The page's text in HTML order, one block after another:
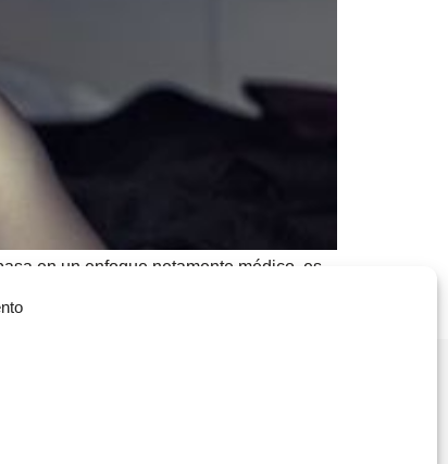
en un enfoque netamente médico, es
o síntoma, sustituyéndolos por